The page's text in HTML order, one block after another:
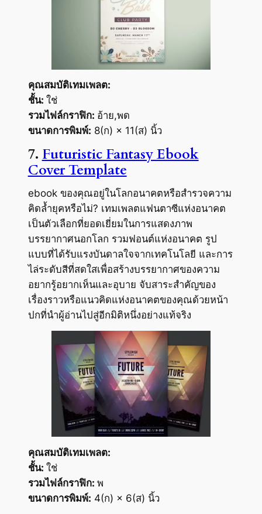
คุณสมบัติเทมเพลต:
ชั้น: ใช่
รวมไฟล์กราฟิก: อ้าย,พด
ขนาดการพิมพ์: 8(ก) × 11(ส) นิ้ว
7. Futuristic Fantasy Ebook
Cover Template
ebook ของคุณอยู่ในโลกอนาคตหรือสำรวจความ
คิดล้ำยุคหรือไม่? เทมเพลตแฟนตาซีแห่งอนาคต
เป็นตัวเลือกที่ยอดเยี่ยมในการแสดงภาพ
บรรยากาศนอกโลก รวมฟอนต์แห่งอนาคต รูป
แบบที่ได้รับแรงบันดาลใจจากเทคโนโลยี และการ
ไล่ระดับสีที่สดใสเพื่อสร้างบรรยากาศของความ
อยากรู้อยากเห็นและอุบาย จับสาระสำคัญของ
เรื่องราวหรือแนวคิดแห่งอนาคตของคุณด้วยหน้า
ปกที่นำผู้อ่านไปสู่อีกมิติหนึ่งอย่างแท้จริง
คุณสมบัติเทมเพลต:
ชั้น: ใช่
รวมไฟล์กราฟิก: พ
ขนาดการพิมพ์: 4(ก) × 6(ส) นิ้ว